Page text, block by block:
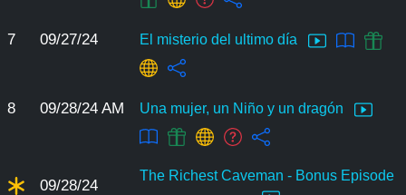
7 09/27/24 El misterio del ultimo día
8 09/28/24 AM Una mujer, un Niño y un dragón
09/28/24
The Richest Caveman - Bonus Episode